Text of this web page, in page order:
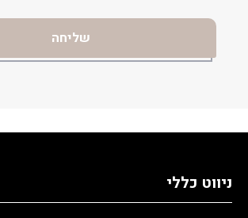
ניווט כללי